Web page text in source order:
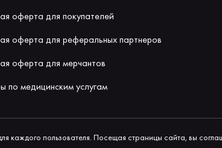
оферта для покупателей
оферта для реферальных партнеров
оферта для мерчантов
по медицинским услугам
каждого пользователя. Посещая страницы сайта, вы